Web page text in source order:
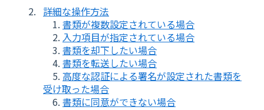
詳細な操作方法
1. 書類が複数設定されている場合
2. 入力項目が指定されている場合
3. 書類を却下したい場合
4. 書類を転送したい場合
5. 高度な認証による署名が設定された書類を
受け取った場合
6. 書類に同意ができない場合